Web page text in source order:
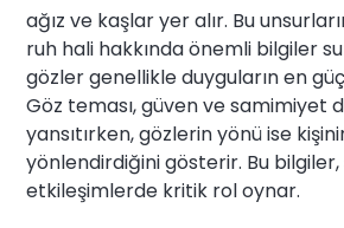
ağız ve kaşlar yer alır. Bu
ruh hali hakkında önemli bilgiler
gözler genellikle duyguların en
Göz teması, güven ve samimiyet
yansıtırken, gözlerin yönü ise
yönlendirdiğini gösterir. Bu
etkileşimlerde kritik rol oynar.